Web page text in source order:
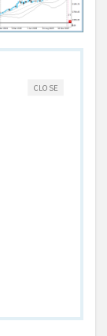
CLOSE